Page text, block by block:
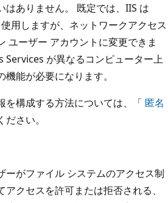
はありません。 既定では、IIS は
用しますが、ネットワークアクセス
ユーザー アカウントに変更できま
Services が異なるコンピューター上
能が必要になります。
を構成する方法については、「 匿名
さい。
ーがファイル システムのアクセス制
クセスを許可または拒否される、